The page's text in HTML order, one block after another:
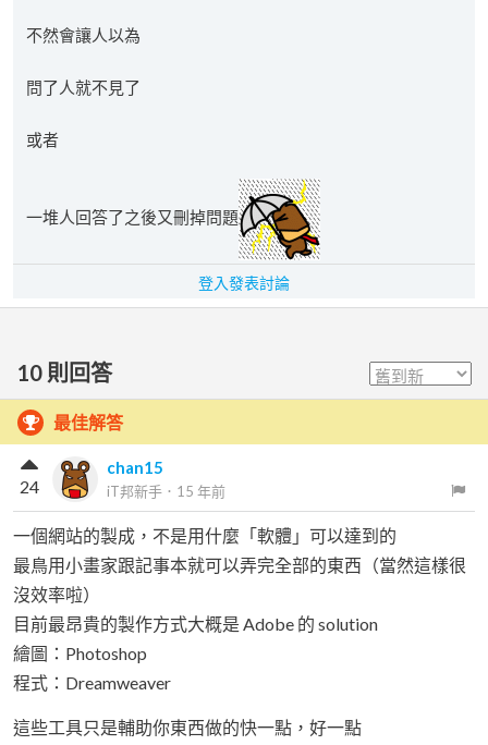
不然會讓人以為
問了人就不見了
或者
一堆人回答了之後又刪掉問題
登入發表討論
10 則回答
最佳解答
chan15
iT邦新手 ． 15 年前
24
一個網站的製成，不是用什麼「軟體」可以達到的
最鳥用小畫家跟記事本就可以弄完全部的東西（當然這樣很
沒效率啦）
目前最昂貴的製作方式大概是 Adobe 的 solution
繪圖：Photoshop
程式：Dreamweaver
這些工具只是輔助你東西做的快一點，好一點